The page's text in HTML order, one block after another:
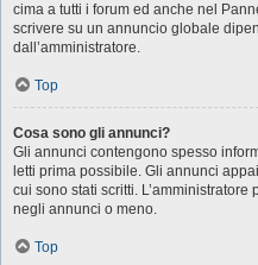
cima a tutti i forum ed anche nel
scrivere su un annuncio globale
dall’amministratore.
Top
Cosa sono gli annunci?
Gli annunci contengono spesso
letti prima possibile. Gli annunci
cui sono stati scritti.
negli annunci o meno.
Top